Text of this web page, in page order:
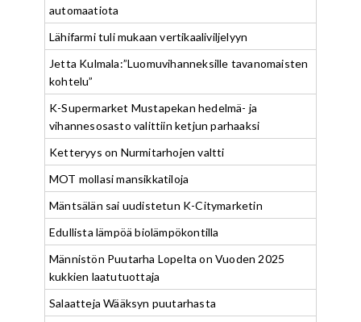
automaatiota
Lähifarmi tuli mukaan vertikaaliviljelyyn
Jetta Kulmala:”Luomuvihanneksille tavanomaisten
kohtelu”
K-Supermarket Mustapekan hedelmä- ja
vihannesosasto valittiin ketjun parhaaksi
Ketteryys on Nurmitarhojen valtti
MOT mollasi mansikkatiloja
Mäntsälän sai uudistetun K-Citymarketin
Edullista lämpöä biolämpökontilla
Männistön Puutarha Lopelta on Vuoden 2025
kukkien laatutuottaja
Salaatteja Wääksyn puutarhasta